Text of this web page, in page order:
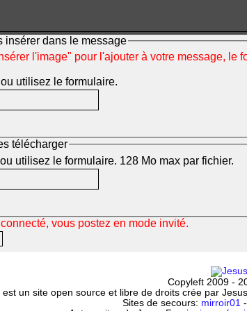
insérer dans le message
l'image" pour l'ajouter à votre message,
utilisez le formulaire.
télécharger
utilisez le formulaire. 128 Mo max par fichier.
vous postez en mode invité.
Copyleft 2009 -
est un site open source et libre de droits crée par
Sites de secours: mirroir01 -